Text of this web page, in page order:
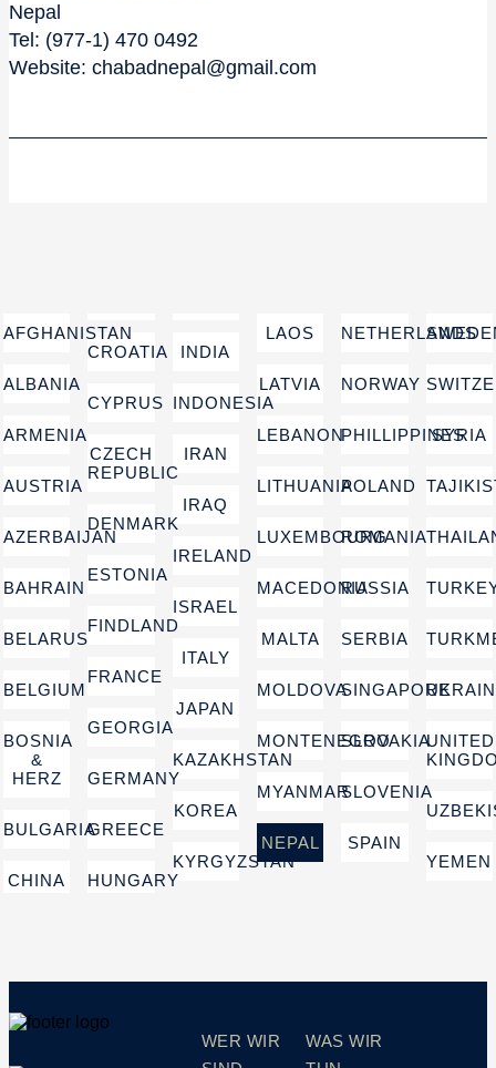
Nepal
Tel: (977-1) 470 0492
Website: chabadnepal@gmail.com
AFGHANISTAN
ALBANIA
ARMENIA
AUSTRIA
AZERBAIJAN
BAHRAIN
BELARUS
BELGIUM
BOSNIA
&
HERZ
BULGARIA
CHINA
CROATIA
CYPRUS
CZECH
REPUBLIC
DENMARK
ESTONIA
FINDLAND
FRANCE
GEORGIA
GERMANY
GREECE
HUNGARY
INDIA
INDONESIA
IRAN
IRAQ
IRELAND
ISRAEL
ITALY
JAPAN
KAZAKHSTAN
KOREA
KYRGYZSTAN
LAOS
LATVIA
LEBANON
LITHUANIA
LUXEMBOURG
MACEDONIA
MALTA
MOLDOVA
MONTENEGRO
MYANMAR
NEPAL
NETHERLANDS
NORWAY
PHILLIPPINES
POLAND
ROMANIA
RUSSIA
SERBIA
SINGAPORE
SLOVAKIA
SLOVENIA
SPAIN
SYRIA
UNITED
YEMEN
WER WIR
WAS WIR